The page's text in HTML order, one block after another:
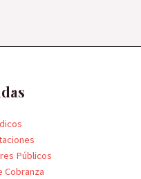
Públicos
Cobranza